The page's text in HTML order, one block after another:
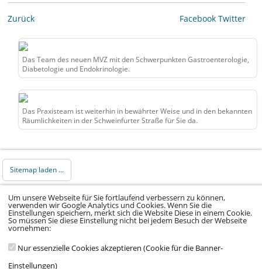
Zurück Facebook Twitter
Das Team des neuen MVZ mit den Schwerpunkten Gastroenterologie,
Diabetologie und Endokrinologie.
Das Praxisteam ist weiterhin in bewährter Weise und in den bekannten
Räumlichkeiten in der Schweinfurter Straße für Sie da.
Sitemap laden ...
© 2026 Klinikum Würzburg Mitte gGmbH •
Impressum•Datenschutz• Datenschutz Social
Media•Kontakt
Um unsere Webseite für Sie fortlaufend verbessern zu können,
verwenden wir Google Analytics und Cookies. Wenn Sie die
Einstellungen speichern, merkt sich die Website Diese in einem Cookie.
So müssen Sie diese Einstellung nicht bei jedem Besuch der Webseite
vornehmen:
Nur essenzielle Cookies akzeptieren (Cookie für die Banner-
Einstellungen)